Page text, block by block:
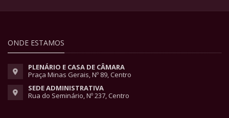
ONDE ESTAMOS
PLENÁRIO E CASA DE CÂMARA
Praça Minas Gerais, Nº 89, Centro
SEDE ADMINISTRATIVA
Rua do Seminário, Nº 237, Centro